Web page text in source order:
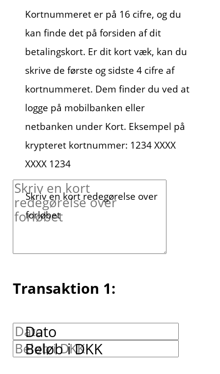
Kortnummeret er på 16 cifre, og du
kan finde det på forsiden af dit
betalingskort. Er dit kort væk, kan du
skrive de første og sidste 4 cifre af
kortnummeret. Dem finder du ved at
logge på mobilbanken eller
netbanken under Kort. Eksempel på
krypteret kortnummer: 1234 XXXX
XXXX 1234
Skriv en kort redegørelse over
forløbet
Transaktion 1:
Dato
Beløb i DKK